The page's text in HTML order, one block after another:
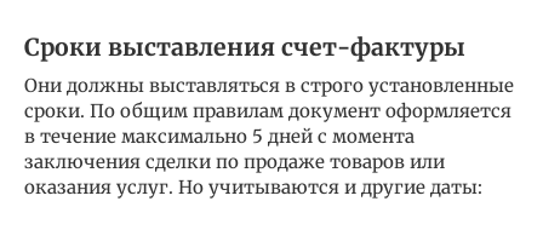
Сроки выставления счет-фактуры
Они должны выставляться в строго установленные
сроки. По общим правилам документ оформляется
в течение максимально 5 дней с момента
заключения сделки по продаже товаров или
оказания услуг. Но учитываются и другие даты: